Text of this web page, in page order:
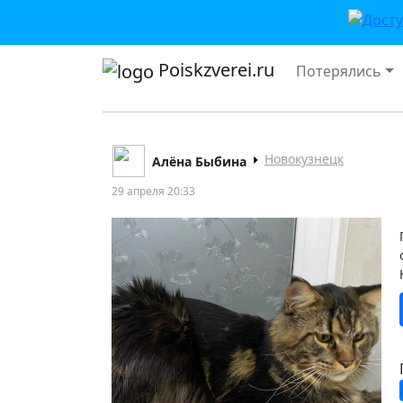
Poiskzverei.ru Потерялись
Алёна Быбина Новокузнецк
29 апреля 20:33